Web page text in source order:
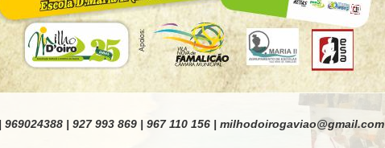
| 969024388 | 927 993 869 | 967 110 156 | milhodoirogaviao@gmail.com